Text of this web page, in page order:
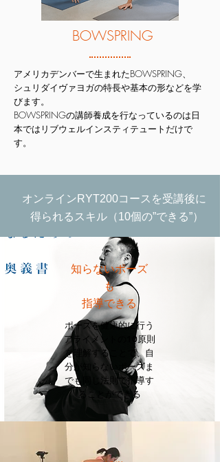
BOWSPRING
アメリカデンバーで生まれたBOWSPRING、
シュリダイヴァヨガの特長や基本の形などを学
びます。
BOWSPRINGの講師養成を行なっているのは日
本ではリブウェルインスティテュートだけで
す。
オンラインRYT200コースを受講後に
得られるスキル（10個の”できる”）
​知らないポーズ
も
指導できる
ポーズを健康的に行う
アライメントの10原則
を理解することで、自
分が知らないポーズま
でも同じ法則で指導す
ることができる